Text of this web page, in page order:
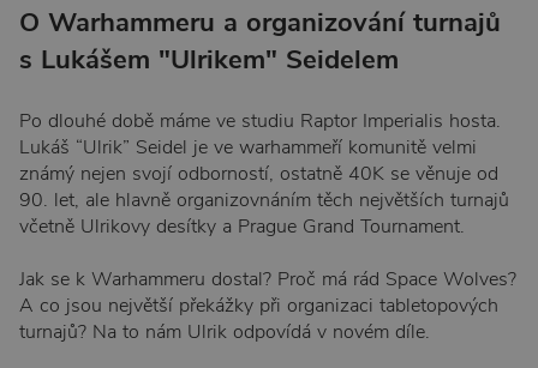
O Warhammeru a organizování turnajů
s Lukášem "Ulrikem" Seidelem
Po dlouhé době máme ve studiu Raptor Imperialis hosta.
Lukáš “Ulrik” Seidel je ve warhammeří komunitě velmi
známý nejen svojí odborností, ostatně 40K se věnuje od
90. let, ale hlavně organizovnáním těch největších turnajů
včetně Ulrikovy desítky a Prague Grand Tournament.
Jak se k Warhammeru dostal? Proč má rád Space Wolves?
A co jsou největší překážky při organizaci tabletopových
turnajů? Na to nám Ulrik odpovídá v novém díle.